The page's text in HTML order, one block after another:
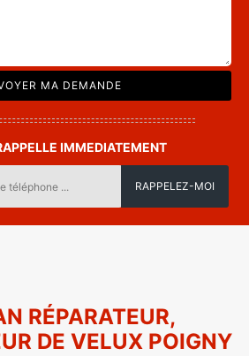
IMMEDIATEMENT
RÉPARATEUR,
DE VELUX POIGNY